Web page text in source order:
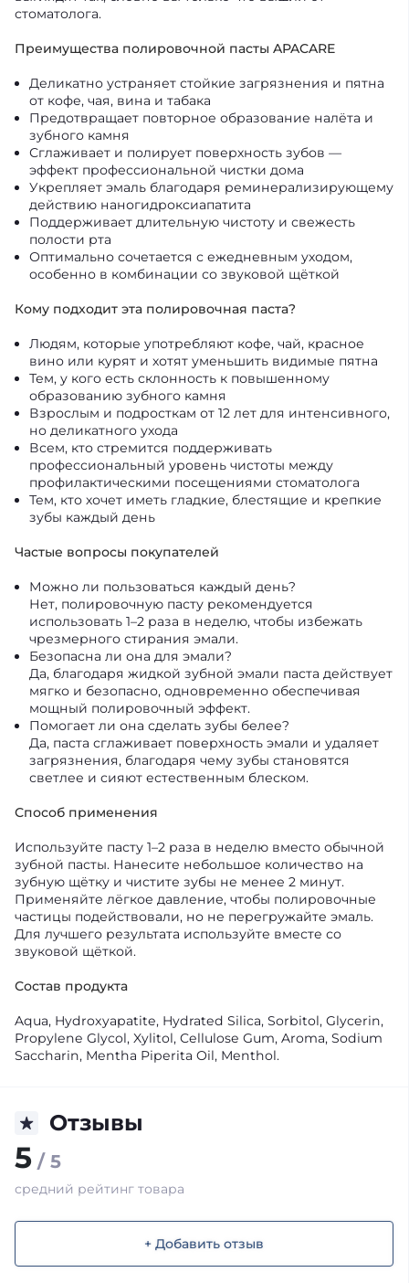
стоматолога.
Преимущества полировочной пасты APACARE
Деликатно устраняет стойкие загрязнения и пятна
от кофе, чая, вина и табака
Предотвращает повторное образование налёта и
зубного камня
Сглаживает и полирует поверхность зубов —
эффект профессиональной чистки дома
Укрепляет эмаль благодаря реминерализирующему
действию наногидроксиапатита
Поддерживает длительную чистоту и свежесть
полости рта
Оптимально сочетается с ежедневным уходом,
особенно в комбинации со звуковой щёткой
Кому подходит эта полировочная паста?
Людям, которые употребляют кофе, чай, красное
вино или курят и хотят уменьшить видимые пятна
Тем, у кого есть склонность к повышенному
образованию зубного камня
Взрослым и подросткам от 12 лет для интенсивного,
но деликатного ухода
Всем, кто стремится поддерживать
профессиональный уровень чистоты между
профилактическими посещениями стоматолога
Тем, кто хочет иметь гладкие, блестящие и крепкие
зубы каждый день
Частые вопросы покупателей
Можно ли пользоваться каждый день?
Нет, полировочную пасту рекомендуется
использовать 1–2 раза в неделю, чтобы избежать
чрезмерного стирания эмали.
Безопасна ли она для эмали?
Да, благодаря жидкой зубной эмали паста действует
мягко и безопасно, одновременно обеспечивая
мощный полировочный эффект.
Помогает ли она сделать зубы белее?
Да, паста сглаживает поверхность эмали и удаляет
загрязнения, благодаря чему зубы становятся
светлее и сияют естественным блеском.
Способ применения
Используйте пасту 1–2 раза в неделю вместо обычной
зубной пасты. Нанесите небольшое количество на
зубную щётку и чистите зубы не менее 2 минут.
Применяйте лёгкое давление, чтобы полировочные
частицы подействовали, но не перегружайте эмаль.
Для лучшего результата используйте вместе со
звуковой щёткой.
Состав продукта
Aqua, Hydroxyapatite, Hydrated Silica, Sorbitol, Glycerin,
Propylene Glycol, Xylitol, Cellulose Gum, Aroma, Sodium
Saccharin, Mentha Piperita Oil, Menthol.
Отзывы
5 / 5
средний рейтинг товара
+ Добавить отзыв